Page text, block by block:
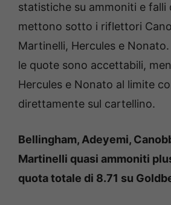
statistiche su ammoniti e falli
mettono sotto i riflettori
Martinelli, Hercules e
le quote sono accettabili,
Hercules e Nonato al limite
direttamente sul cartellino.
Bellingham, Adeyemi,
Martinelli quasi ammoniti
quota totale di 8.71 su